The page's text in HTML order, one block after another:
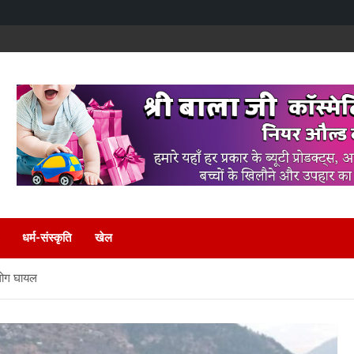
धर्म-संस्कृति खेल
घायल